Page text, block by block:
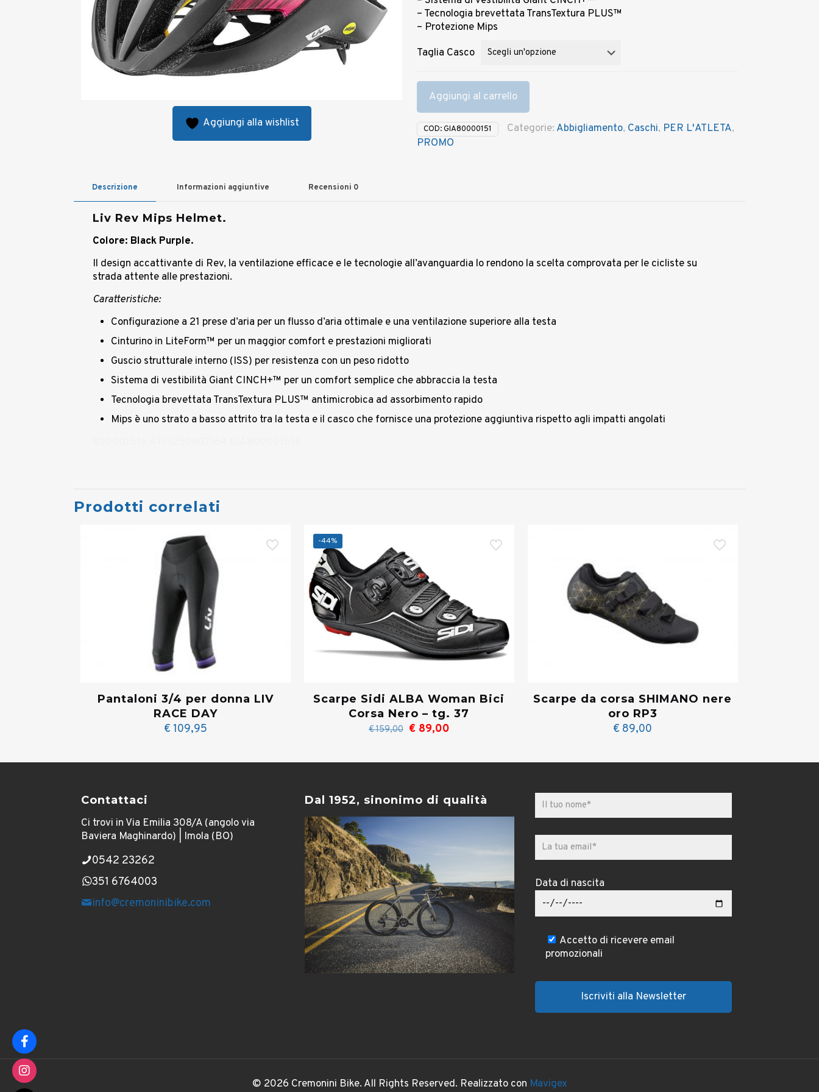
Aggiungi alla wishlist
€ 129,99.€ 89,00.
– Tecnologia brevettata TransTextura PLUS™
– Protezione Mips
Taglia Casco
Aggiungi al carrello
COD:GIA80000151 Categorie: Abbigliamento, Caschi, PER L'ATLETA,
PROMO
Descrizione Informazioni aggiuntive Recensioni 0
Liv Rev Mips Helmet.
Colore: Black Purple.
Il design accattivante di Rev, la ventilazione efficace e le tecnologie all’avanguardia lo rendono la scelta comprovata per le cicliste su
strada attente alle prestazioni.
Caratteristiche:
Configurazione a 21 prese d’aria per un flusso d’aria ottimale e una ventilazione superiore alla testa
Cinturino in LiteForm™ per un maggior comfort e prestazioni migliorati
Guscio strutturale interno (ISS) per resistenza con un peso ridotto
Sistema di vestibilità Giant CINCH+™ per un comfort semplice che abbraccia la testa
Tecnologia brevettata TransTextura PLUS™ antimicrobica ad assorbimento rapido
Mips è uno strato a basso attrito tra la testa e il casco che fornisce una protezione aggiuntiva rispetto agli impatti angolati
Prodotti correlati
Pantaloni 3/4 per donna LIV
RACE DAY
€ 109,95
-44%
Scarpe Sidi ALBA Woman Bici
Corsa Nero – tg. 37
€159,00 Il
€89,00Il
Scarpe da corsa SHIMANO nere
oro RP3
€ 89,00
Contattaci
Ci trovi in Via Emilia 308/A (angolo via
Baviera Maghinardo) | Imola (BO)
0542 23262
351 6764003
info@cremoninibike.com
Dal 1952, sinonimo di qualità
Data di nascita
Accetto di ricevere email
promozionali
© 2026 Cremonini Bike. All Rights Reserved. Realizzato con Mavigex